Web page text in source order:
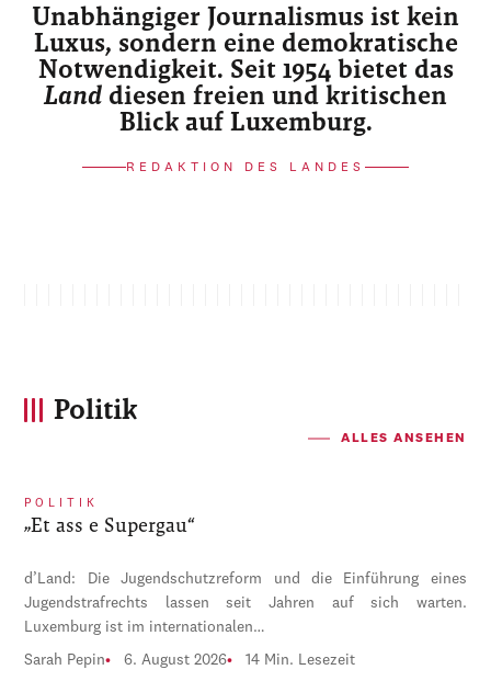
Unabhängiger Journalismus ist kein
Luxus, sondern eine demokratische
Notwendigkeit. Seit 1954 bietet das
Land diesen freien und kritischen
Blick auf Luxemburg.
REDAKTION DES LANDES
Politik
ALLES ANSEHEN
POLITIK
„Et ass e Supergau“
d’Land: Die Jugendschutzreform und die Einführung eines
Jugendstrafrechts lassen seit Jahren auf sich warten.
Luxemburg ist im internationalen…
Sarah Pepin 6. August 2026 14 Min. Lesezeit